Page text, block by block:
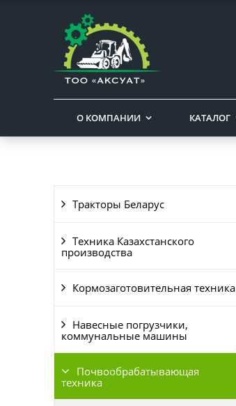
О КОМПАНИИ КАТАЛОГ
Тракторы Беларус
Техника Казахстанского
производства
Кормозаготовительная техника
Навесные погрузчики,
коммунальные машины
Почвообрабатывающая
техника